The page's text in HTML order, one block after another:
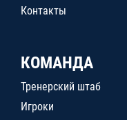
Контакты
КОМАНДА
Тренерский штаб
Игроки